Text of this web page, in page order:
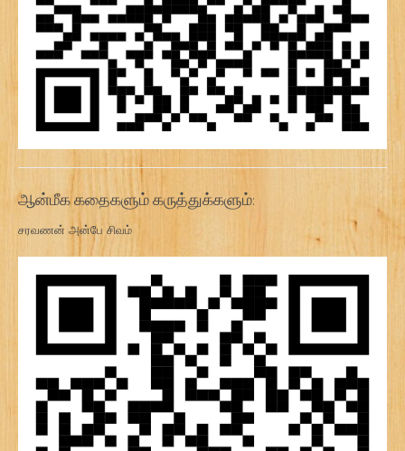
ஆன்மீக கதைகளும் கருத்துக்களும்:
சரவணன் அன்பே சிவம்